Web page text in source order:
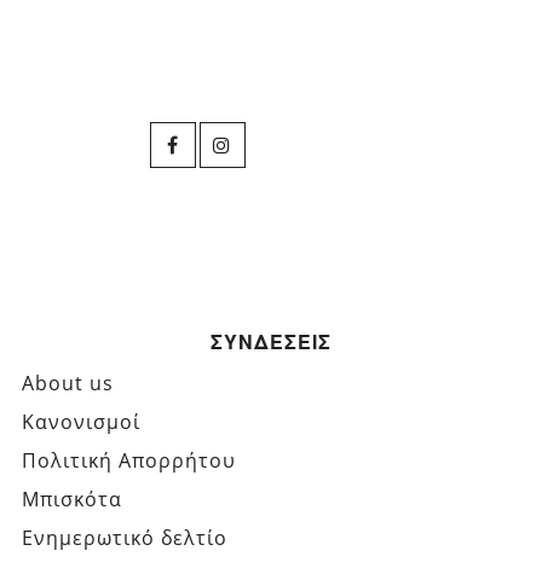
ΣΥΝΔΕΣΕΙΣ
About us
Κανονισμοί
Πολιτική Απορρήτου
Μπισκότα
Ενημερωτικό δελτίο